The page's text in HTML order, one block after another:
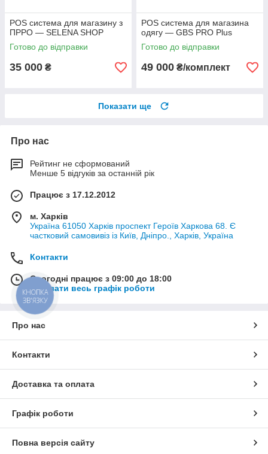
POS система для магазину з
ПРРО — SELENA SHOP
Готово до відправки
35 000 ₴
POS система для магазина
одягу — GBS PRO Plus
Готово до відправки
49 000 ₴/комплект
Показати ще
Про нас
Рейтинг не сформований
Менше 5 відгуків за останній рік
Працює з 17.12.2012
м. Харків
Україна 61050 Харків проспект Героїв Харкова 68. Є
частковий самовивіз із Київ, Дніпро., Харків, Україна
Контакти
Сьогодні працює з 09:00 до 18:00
Показати весь графік роботи
Про нас
Контакти
Доставка та оплата
Графік роботи
Повна версія сайту
КНОПКА
ЗВ'ЯЗКУ